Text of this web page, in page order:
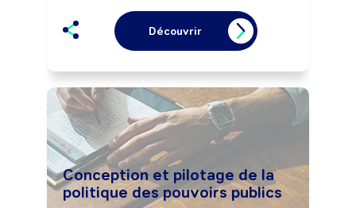
participer à la définition de la politique
de communication et élaborer le plan
de communication. Peut diriger un
Découvrir
Conception et pilotage de la
politique des pouvoirs publics